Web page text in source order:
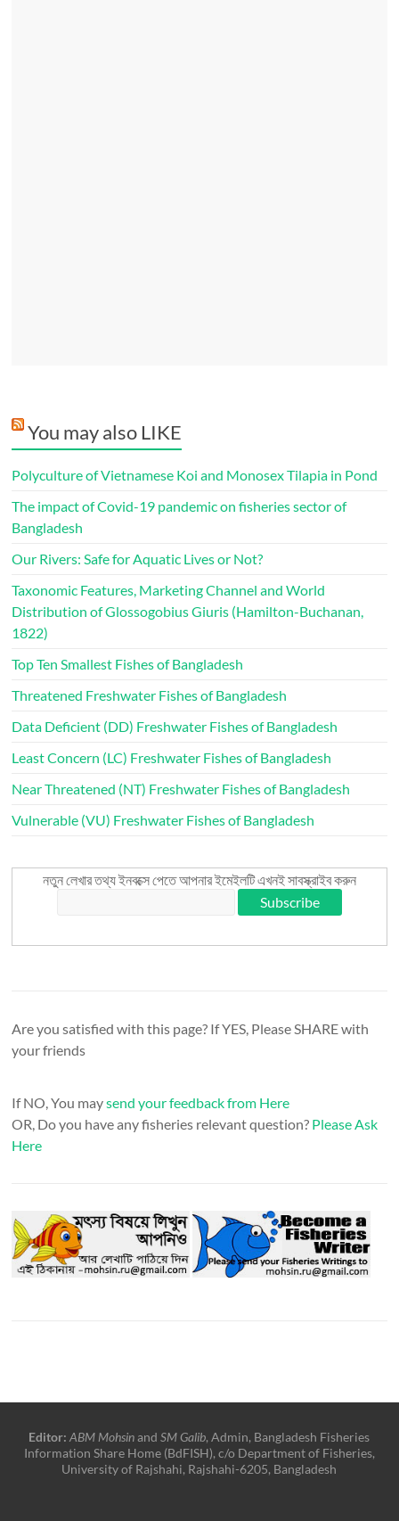
You may also LIKE
Polyculture of Vietnamese Koi and Monosex Tilapia in Pond
The impact of Covid-19 pandemic on fisheries sector of
Bangladesh
Our Rivers: Safe for Aquatic Lives or Not?
Taxonomic Features, Marketing Channel and World
Distribution of Glossogobius Giuris (Hamilton-Buchanan,
1822)
Top Ten Smallest Fishes of Bangladesh
Threatened Freshwater Fishes of Bangladesh
Data Deficient (DD) Freshwater Fishes of Bangladesh
Least Concern (LC) Freshwater Fishes of Bangladesh
Near Threatened (NT) Freshwater Fishes of Bangladesh
Vulnerable (VU) Freshwater Fishes of Bangladesh
নতুন লেখার তথ্য ইনবক্সে পেতে আপনার ইমেইলটি এখনই সাবস্ক্রাইব করুন
Are you satisfied with this page? If YES, Please SHARE with
your friends
If NO, You maysend your feedback from Here
OR, Do you have any fisheries relevant question? Please Ask
Here
Editor: ABM MohsinandSM Galib, Admin, Bangladesh Fisheries
Information Share Home (BdFISH), c/o Department of Fisheries,
University of Rajshahi, Rajshahi-6205, Bangladesh